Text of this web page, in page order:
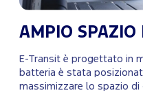
AMPIO SPAZIO
E-Transit è progettato in
batteria è stata
massimizzare lo spazio di